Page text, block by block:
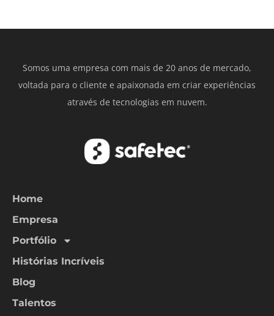
Somos uma empresa com mais de 20 anos de mercado,
voltada para o cliente e apaixonada em criar experiências
através de tecnologias em nuvem.
Home
Empresa
Portfólio
Histórias Incríveis
Blog
Talentos